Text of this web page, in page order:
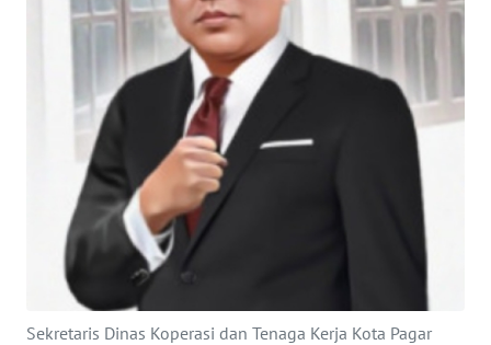
Sekretaris Dinas Koperasi dan Tenaga Kerja Kota Pagar
TENTANG
PEDOMAN
MEDIA
SIBER